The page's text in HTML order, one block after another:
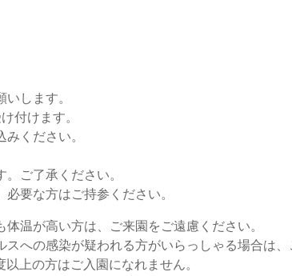
します。
付けます。
ください。
ご了承ください。
要な方はご持参ください。
温が高い方は、ご来園をご遠慮ください。
スへの感染が疑われる方がいらっしゃる場合は
上の方はご入園になれません。